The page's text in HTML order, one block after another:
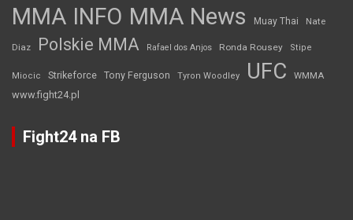
MMA INFO MMA News Muay Thai Nate
Diaz Polskie MMA Rafael dos Anjos Ronda Rousey Stipe
Miocic Strikeforce Tony Ferguson Tyron Woodley UFC WMMA
www.fight24.pl
Fight24 na FB